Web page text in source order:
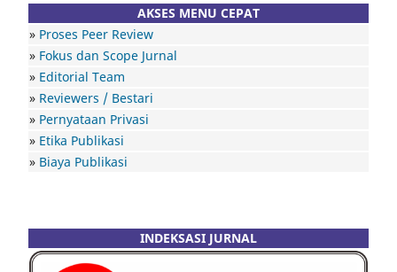
AKSES MENU CEPAT
» Proses Peer Review
» Fokus dan Scope Jurnal
» Editorial Team
» Reviewers / Bestari
» Pernyataan Privasi
» Etika Publikasi
» Biaya Publikasi
INDEKSASI JURNAL